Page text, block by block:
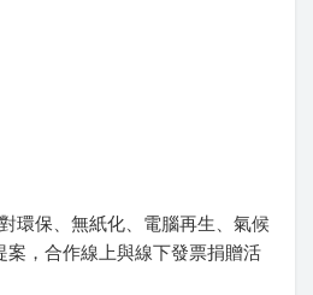
環保、無紙化、電腦再生、氣候
案，合作線上與線下發票捐贈活